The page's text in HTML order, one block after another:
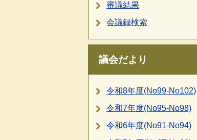
審議結果
会議録検索
議会だより
令和8年度(No99-No102)
令和7年度(No95-No98)
令和6年度(No91-No94)